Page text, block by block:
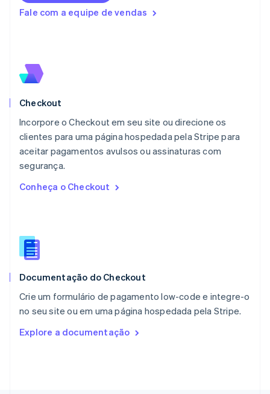
Fale com a equipe de vendas
Checkout
Incorpore o Checkout em seu site ou direcione os
clientes para uma página hospedada pela Stripe para
aceitar pagamentos avulsos ou assinaturas com
segurança.
Conheça o Checkout
Documentação do Checkout
Crie um formulário de pagamento low-code e integre-o
no seu site ou em uma página hospedada pela Stripe.
Explore a documentação
Lituânia
English
English
Malta
México
Noruega
English
Nova Zelândia
English
NederlandsEnglish
Português
RAE de Hong Kong, China
Reino Unido
República Tcheca
English
English